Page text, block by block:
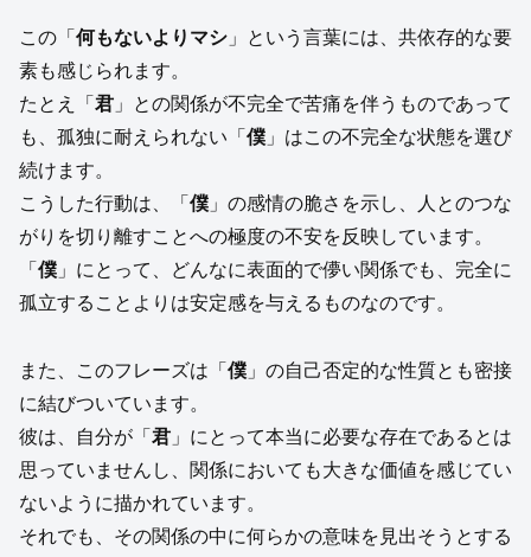
この「 何もないよりマシ 」という言葉には、共依存的な要
素も感じられます。
たとえ「 君 」との関係が不完全で苦痛を伴うものであって
も、孤独に耐えられない「 僕 」はこの不完全な状態を選び
続けます。
こうした行動は、「 僕 」の感情の脆さを示し、人とのつな
がりを切り離すことへの極度の不安を反映しています。
「 僕 」にとって、どんなに表面的で儚い関係でも、完全に
孤立することよりは安定感を与えるものなのです。
また、このフレーズは「 僕 」の自己否定的な性質とも密接
に結びついています。
彼は、自分が「 君 」にとって本当に必要な存在であるとは
思っていませんし、関係においても大きな価値を感じてい
ないように描かれています。
それでも、その関係の中に何らかの意味を見出そうとする